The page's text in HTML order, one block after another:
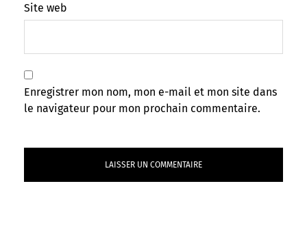
Site web
Enregistrer mon nom, mon e-mail et mon site dans
le navigateur pour mon prochain commentaire.